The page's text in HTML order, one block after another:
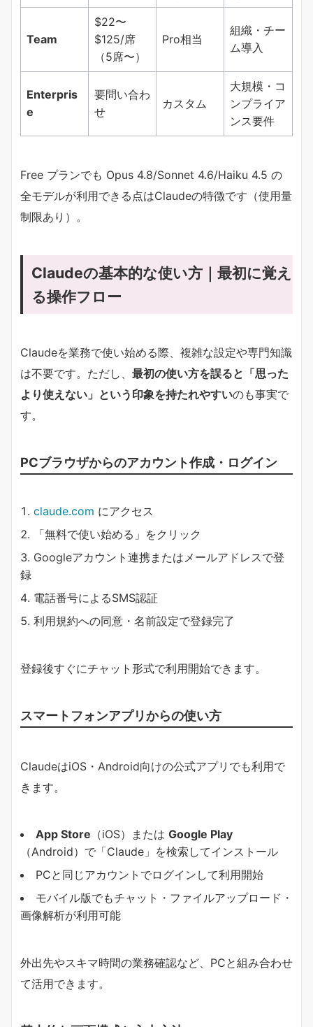
Team
$22〜
$125/席
（5席〜）
Pro相当
組織・チー
ム導入
Enterpris
e
要問い合わ
せ
カスタム
大規模・コ
ンプライア
ンス要件
Free プランでも Opus 4.8/Sonnet 4.6/Haiku 4.5 の
全モデルが利用できる点はClaudeの特徴です（使用量
制限あり）。
Claudeの基本的な使い方｜最初に覚え
る操作フロー
Claudeを業務で使い始める際、複雑な設定や専門知識
は不要です。ただし、​ ​最初の使い方を誤ると「思った
より使えない」という印象を持たれやすい​​のも事実で
す。
PCブラウザからのアカウント作成・ログイン
claude.com にアクセス
「無料で使い始める」をクリック
Googleアカウント連携またはメールアドレスで登
録
電話番号によるSMS認証
利用規約への同意・名前設定で登録完了
登録後すぐにチャット形式で利用開始できます。
スマートフォンアプリからの使い方
ClaudeはiOS・Android向けの公式アプリでも利用で
きます。
App Store ​（iOS）または Google Play
（Android）で「Claude」を検索してインストール
PCと同じアカウントでログインして利用開始
モバイル版でもチャット・ファイルアップロード・
画像解析が利用可能
外出先やスキマ時間の業務確認など、PCと組み合わせ
て活用できます。